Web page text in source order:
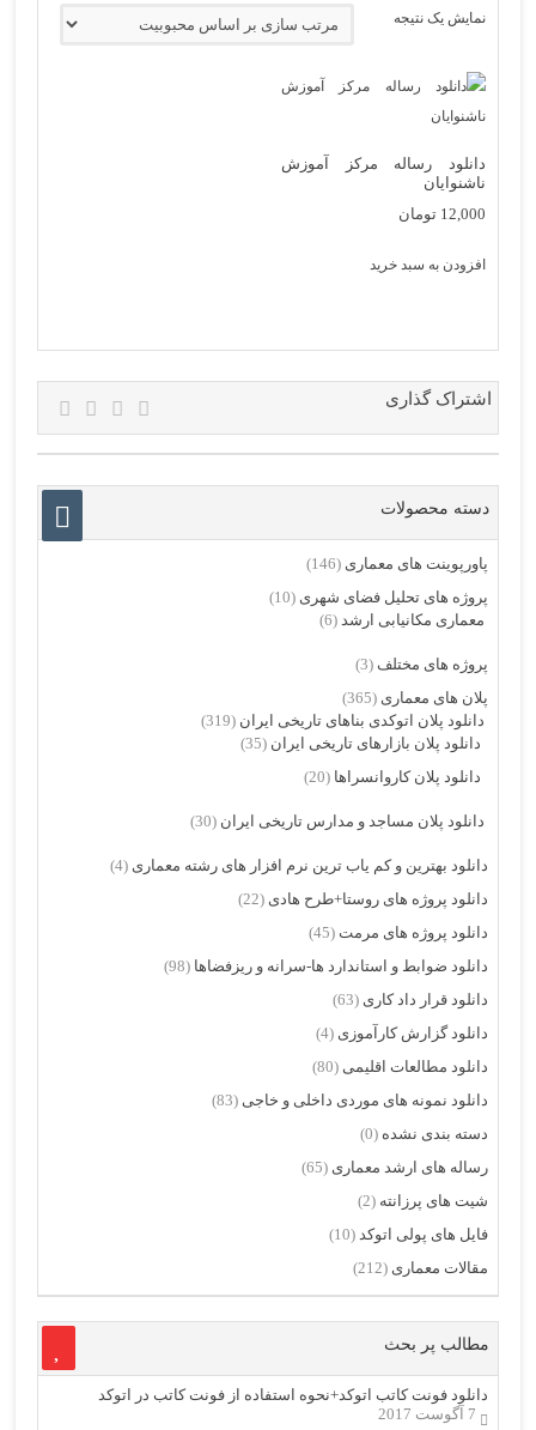
نمایش یک نتیجه
دانلود رساله مرکز آموزش
ناشنوایان
12,000 تومان
افزودن به سبد خرید
اشتراک گذاری
دسته محصولات
پاورپوینت های معماری (146)
پروژه های تحلیل فضای شهری (10)
معماری مکانیابی ارشد (6)
پروژه های مختلف (3)
پلان های معماری (365)
دانلود پلان اتوکدی بناهای تاریخی ایران (319)
دانلود پلان بازارهای تاریخی ایران (35)
دانلود پلان کاروانسراها (20)
دانلود پلان مساجد و مدارس تاریخی ایران (30)
دانلود بهترین و کم یاب ترین نرم افزار های رشته معماری (4)
دانلود پروژه های روستا+طرح هادی (22)
دانلود پروژه های مرمت (45)
دانلود ضوابط و استاندارد ها-سرانه و ریزفضاها (98)
دانلود قرار داد کاری (63)
دانلود گزارش کارآموزی (4)
دانلود مطالعات اقلیمی (80)
دانلود نمونه های موردی داخلی و خاجی (83)
دسته بندی نشده (0)
رساله های ارشد معماری (65)
شیت های پرزانته (2)
فایل های پولی اتوکد (10)
مقالات معماری (212)
مطالب پر بحث
دانلود فونت کاتب اتوکد+نحوه استفاده از فونت کاتب در اتوکد
7 آگوست 2017